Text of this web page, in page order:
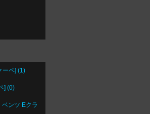
ーペ] (1)
] (0)
ンツ Eクラ